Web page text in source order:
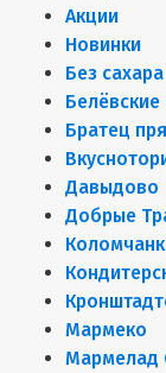
Акции
Новинки
Без сахара
Белёвские
Братец
Давыдово
Добрые
Мармеко
Мармелад